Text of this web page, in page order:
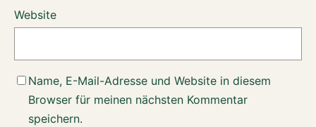
Website
Name, E-Mail-Adresse und Website in diesem
Browser für meinen nächsten Kommentar
speichern.